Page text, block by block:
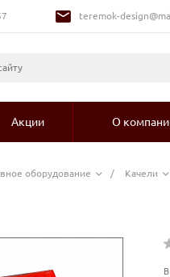
teremok-
Акции О
оборудование / Качели